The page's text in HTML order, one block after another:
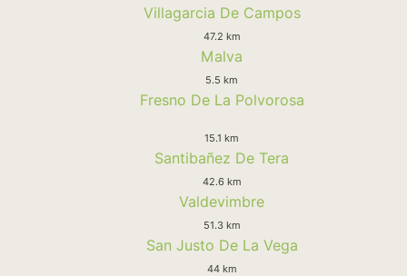
Villagarcia De Campos
47.2 km
Malva
5.5 km
Fresno De La Polvorosa
15.1 km
Santibañez De Tera
42.6 km
Valdevimbre
51.3 km
San Justo De La Vega
44 km